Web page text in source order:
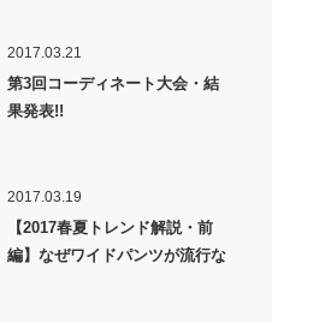
2017.03.21
第3回コーディネート大会・結
果発表!!
2017.03.19
【2017春夏トレンド解説・前
編】なぜワイドパンツが流行な